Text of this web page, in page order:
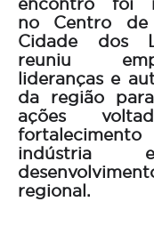
no Centro de
Cidade dos
reuniu
lideranças e
da região
ações
regional.